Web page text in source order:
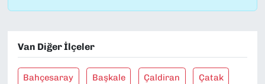
Van Diğer İlçeler
Bahçesaray Başkale Çaldiran Çatak